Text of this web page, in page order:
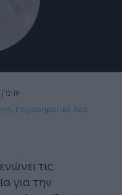
Επιχειρηματικά Νέα
τις
για την